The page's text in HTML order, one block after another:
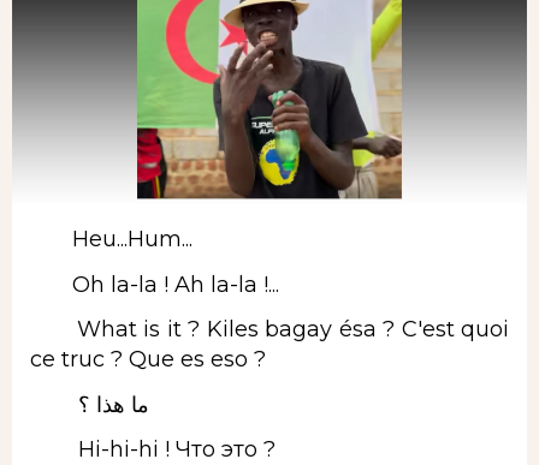
Heu...Hum...
Oh la-la ! Ah la-la !...
What is it ? Kiles bagay ésa ? C'est quoi
ce truc ? Que es eso ?
Hi-hi-hi ! Что это ?